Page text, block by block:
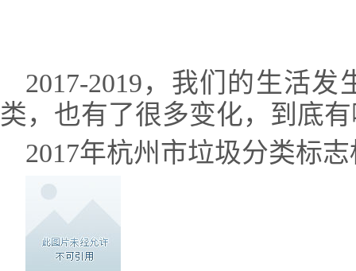
2017-2019，我们的生活
类，也有了很多变化，到底
2017年杭州市垃圾分类标